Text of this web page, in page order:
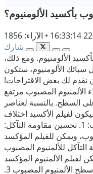
بأكسيد الألومنيوم؟
• الآراء: 1856
شارك
الألومنيوم. ومع ذلك،
سبائك الألومنيوم، ستكون
نقدم لك بعض الاقتراحات!
المصبوب مرتفع
السطح. بالنسبة لعناصر
لفيلم الأكسيد اختلاف
في اللون. مزايا أنودة الألمنيوم المصبوب: 1. تحسين مقاومة التآكل:
ويمكن للفيلم المؤكسد
للألمنيوم المصبوب
يمكن لفيلم الألمنيوم المؤكسد
الموجود على السطح أن يعزز صلابة سطح الألمنيوم المصبوب 3.